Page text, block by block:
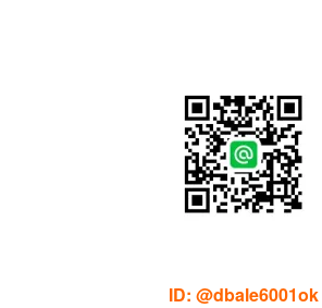
ID: @dbale6001ok